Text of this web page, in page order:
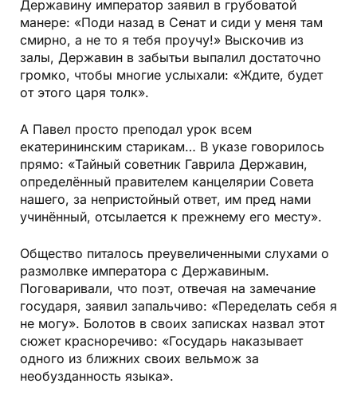
Державину император заявил в грубоватой
манере: «Поди назад в Сенат и сиди у меня там
смирно, а не то я тебя проучу!» Выскочив из
залы, Державин в забытьи выпалил достаточно
громко, чтобы многие услыхали: «Ждите, будет
от этого царя толк».
А Павел просто преподал урок всем
екатерининским старикам… В указе говорилось
прямо: «Тайный советник Гаврила Державин,
определённый правителем канцелярии Совета
нашего, за непристойный ответ, им пред нами
учинённый, отсылается к прежнему его месту».
Общество питалось преувеличенными слухами о
размолвке императора с Державиным.
Поговаривали, что поэт, отвечая на замечание
государя, заявил запальчиво: «Переделать себя я
не могу». Болотов в своих записках назвал этот
сюжет красноречиво: «Государь наказывает
одного из ближних своих вельмож за
необузданность языка».